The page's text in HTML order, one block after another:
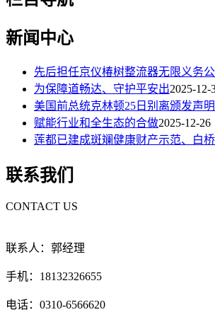
新闻中心
先后担任京仪椿树整流器无限义务
为保障道畅达、守护平安出2025-12-
美国前总统克林顿25日别离颁发声明
赋能行业和全生态的合做2025-12-26
莲都已建成斑斓健康财产示范、白
联系我们
CONTACT US
联系人：郭经理
手机：18132326655
电话：0310-6566620